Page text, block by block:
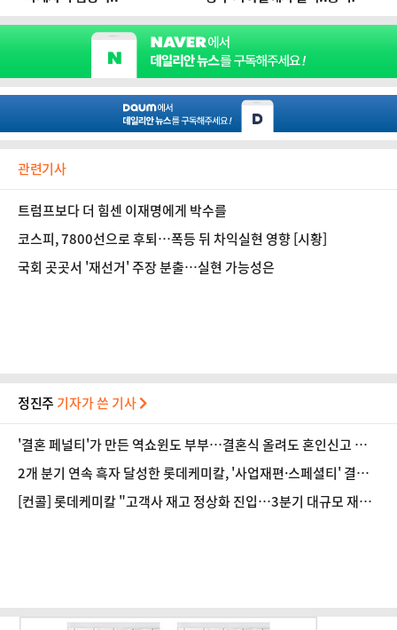
관련기사
트럼프보다 더 힘센 이재명에게 박수를
코스피, 7800선으로 후퇴…폭등 뒤 차익실현 영향 [시황]
국회 곳곳서 '재선거' 주장 분출…실현 가능성은
정진주 기자가 쓴 기사
'결혼 페널티'가 만든 역쇼윈도 부부…결혼식 올려도 혼인신고 미룬
다 [Now 2.30]
2개 분기 연속 흑자 달성한 롯데케미칼, '사업재편·스페셜티' 결실
(종합)
[컨콜] 롯데케미칼 "고객사 재고 정상화 진입…3분기 대규모 재고